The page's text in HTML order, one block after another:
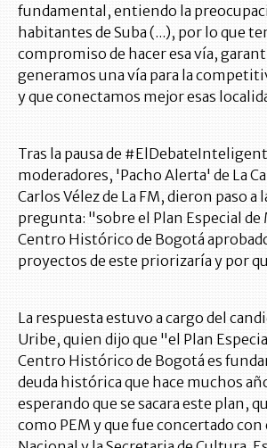
fundamental, entiendo la
habitantes de Suba (...), por lo que
compromiso de hacer esa vía,
generamos una vía para la
y que conectamos mejor esas
Tras la pausa de
moderadores, 'Pacho Alerta' de La
Carlos Vélez de La FM, dieron paso a
pregunta: "sobre el Plan Especial de
Centro Histórico de Bogotá
proyectos de este priorizaría y por
La respuesta estuvo a cargo del
Uribe, quien dijo que "el Plan
Centro Histórico de Bogotá es
deuda histórica que hace muchos
esperando que se sacara este plan,
como PEM y que fue concertado